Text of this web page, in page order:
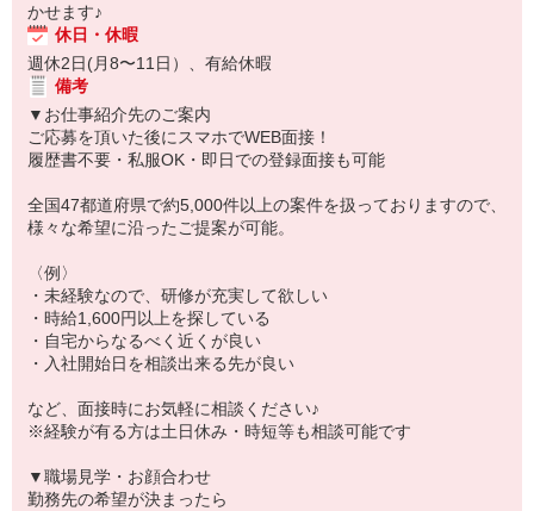
かせます♪
休日・休暇
週休2日(月8〜11日）、有給休暇
備考
▼お仕事紹介先のご案内
ご応募を頂いた後にスマホでWEB面接！
履歴書不要・私服OK・即日での登録面接も可能
全国47都道府県で約5,000件以上の案件を扱っておりますので、
様々な希望に沿ったご提案が可能。
〈例〉
・未経験なので、研修が充実して欲しい
・時給1,600円以上を探している
・自宅からなるべく近くが良い
・入社開始日を相談出来る先が良い
など、面接時にお気軽に相談ください♪
※経験が有る方は土日休み・時短等も相談可能です
▼職場見学・お顔合わせ
勤務先の希望が決まったら